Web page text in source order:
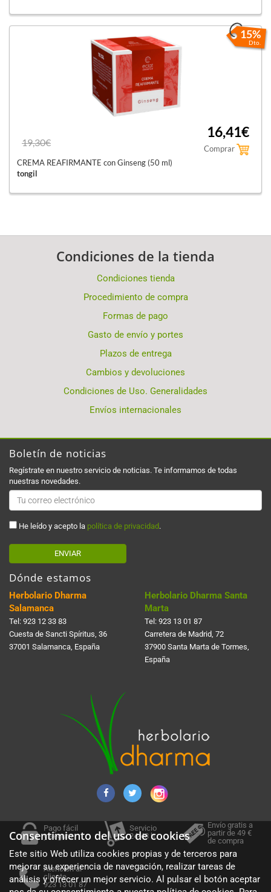
15%
Dto.
19,30€
16,41€
Comprar
CREMA REAFIRMANTE con Ginseng (50 ml)
tongil
Condiciones de la tienda
Condiciones tienda
Procedimiento de compra
Formas de pago
Gasto de envío y portes
Plazos de entrega
Cambios y devoluciones
Condiciones de Uso. Generalidades
Envíos internacionales
Boletín de noticias
Regístrate en nuestro servicio de noticias. Te informamos de todas
nuestras novedades.
He leído y acepto la política de privacidad .
ENVIAR
Dónde estamos
Herbolario Dharma
Salamanca
Tel: 923 12 33 83
Cuesta de Sancti Spí­ritus, 36
37001 Salamanca, España
Herbolario Dharma Santa
Marta
Tel: 923 13 01 87
Carretera de Madrid, 72
37900 Santa Marta de Tormes,
España
Pago fácil
y seguro
Servicio
24-48 h.
Envío gratis a
partir de 49 €
de compra
Atención al
cliente
923 13 01 87
Consentimiento del uso de cookies
Este sitio Web utiliza cookies propias y de terceros para
mejorar su experiencia de navegación, realizar tareas de
análisis y ofrecer un mejor servicio. Al pulsar el botón aceptar